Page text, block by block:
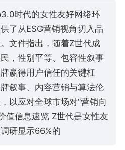
时代的女性友好网络环
了从ESG营销视角切入品
文件指出，随着Z世代成
，性别平等、包容性叙事
赢得用户信任的关键杠
叙事、内容营销与算法伦
以应对全球市场对“营销向
值信息速览 Z世代是女性友
研显示66%的